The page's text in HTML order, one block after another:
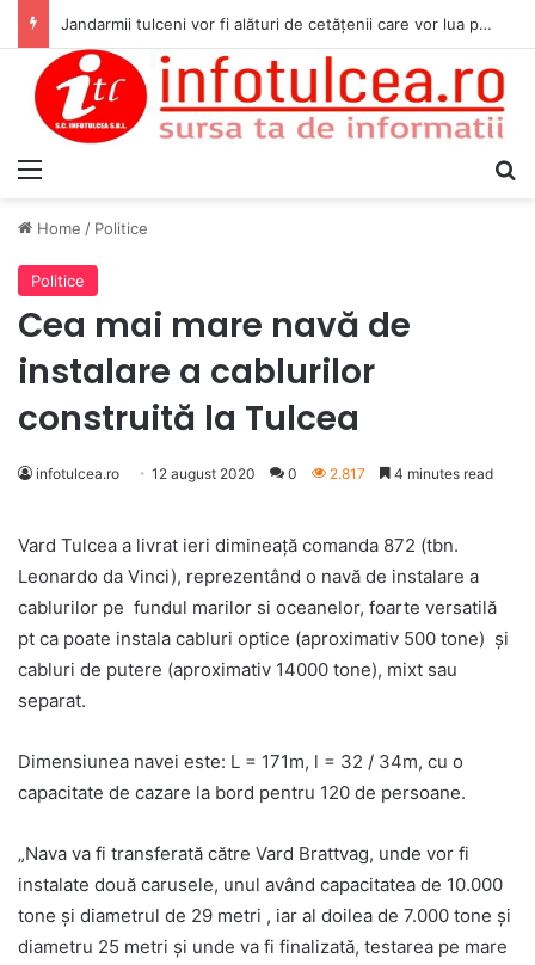
Jandarmii tulceni vor fi alături de cetățenii care vor lua parte la Festivalul Folk Țestos
Home / Politice
Politice
Cea mai mare navă de
instalare a cablurilor
construită la Tulcea
infotulcea.ro 12 august 2020 0 2.817 4 minutes read
Vard Tulcea a livrat ieri dimineață comanda 872 (tbn.
Leonardo da Vinci), reprezentând o navă de instalare a
cablurilor pe fundul marilor si oceanelor, foarte versatilă
pt ca poate instala cabluri optice (aproximativ 500 tone) şi
cabluri de putere (aproximativ 14000 tone), mixt sau
separat.
Dimensiunea navei este: L = 171m, l = 32 / 34m, cu o
capacitate de cazare la bord pentru 120 de persoane.
„Nava va fi transferată către Vard Brattvag, unde vor fi
instalate două carusele, unul având capacitatea de 10.000
tone și diametrul de 29 metri , iar al doilea de 7.000 tone și
diametru 25 metri și unde va fi finalizată, testarea pe mare